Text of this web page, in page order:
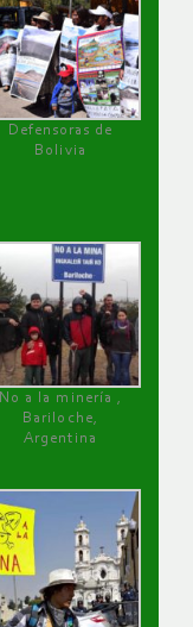
Defensoras de
Bolivia
No a la minería ,
Bariloche,
Argentina